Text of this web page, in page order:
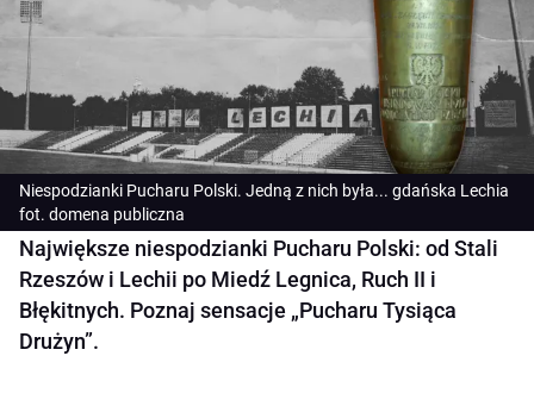
Niespodzianki Pucharu Polski. Jedną z nich była... gdańska Lechia
fot. domena publiczna
Największe niespodzianki Pucharu Polski: od Stali
Rzeszów i Lechii po Miedź Legnica, Ruch II i
Błękitnych. Poznaj sensacje „Pucharu Tysiąca
Drużyn”.